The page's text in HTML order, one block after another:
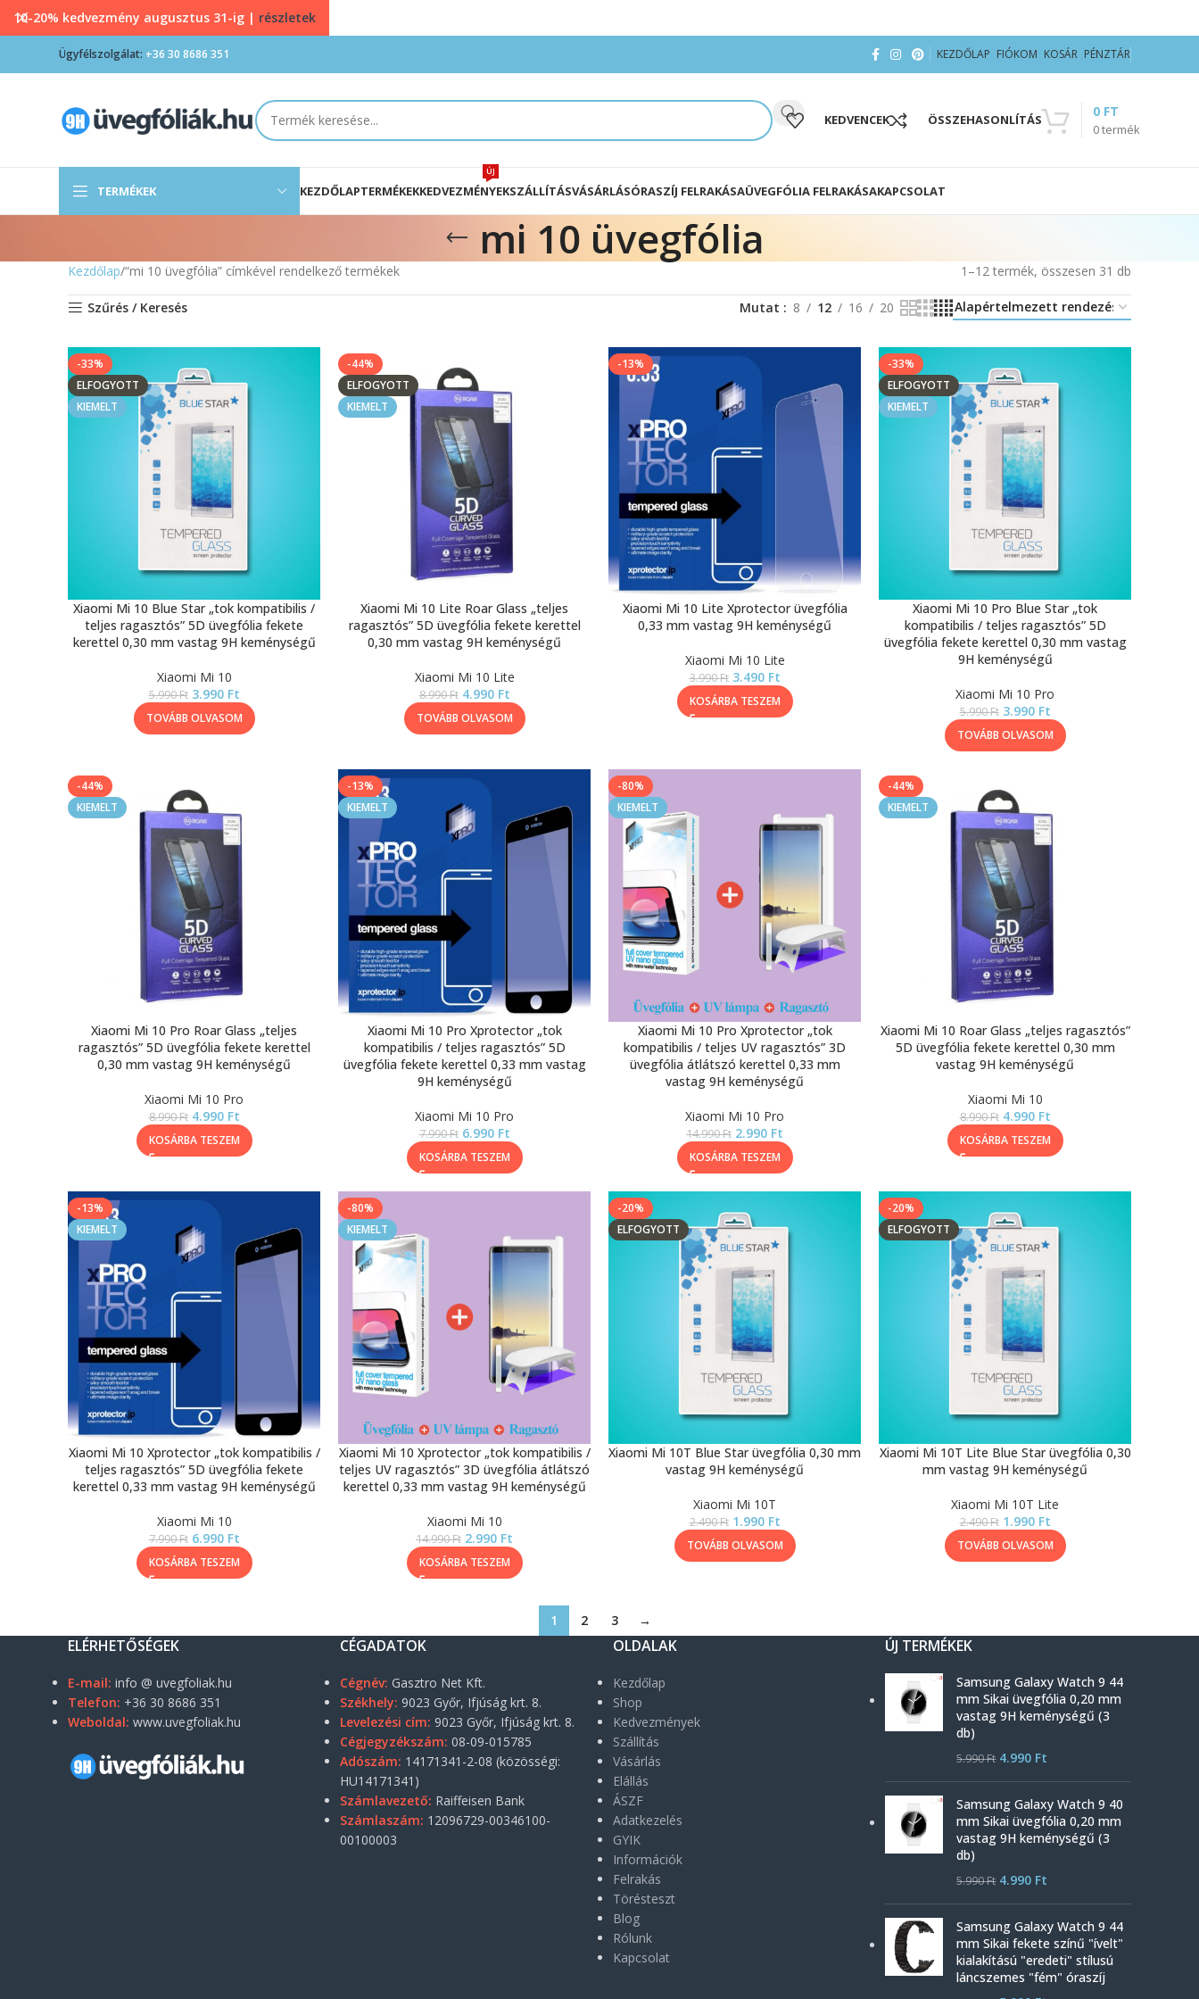
Ügyfélszolgálat: +36 30 8686 351 KEZDŐLAP FIÓKOM KOSÁR PÉNZTÁR
KEDVENCEK ÖSSZEHASONLÍTÁS
0termék
0 FT
TERMÉKEK KEZDŐLAPTERMÉKEKKEDVEZMÉNYEK
ÚJ
SZÁLLÍTÁSVÁSÁRLÁSÓRASZÍJ FELRAKÁSAÜVEGFÓLIA FELRAKÁSAKAPCSOLAT
mi 10 üvegfólia
Kezdőlap “mi 10 üvegfólia” címkével rendelkező termékek 1–12 termék, összesen 31 db
Szűrés / Keresés Mutat 8 12 16 20
-33%
ELFOGYOTT
KIEMELT
Xiaomi Mi 10 Blue Star „tok kompatibilis /
teljes ragasztós” 5D üvegfólia fekete
kerettel 0,30 mm vastag 9H keménységű
Xiaomi Mi 10
5.990Ft 3.990 Ft
TOVÁBB OLVASOM
-44%
ELFOGYOTT
KIEMELT
Xiaomi Mi 10 Lite Roar Glass „teljes
ragasztós” 5D üvegfólia fekete kerettel
0,30 mm vastag 9H keménységű
Xiaomi Mi 10 Lite
8.990Ft 4.990 Ft
TOVÁBB OLVASOM
-13%
Xiaomi Mi 10 Lite Xprotector üvegfólia
0,33 mm vastag 9H keménységű
Xiaomi Mi 10 Lite
3.990Ft 3.490 Ft
KOSÁRBA TESZEM
-33%
ELFOGYOTT
KIEMELT
Xiaomi Mi 10 Pro Blue Star „tok
kompatibilis / teljes ragasztós” 5D
üvegfólia fekete kerettel 0,30 mm vastag
9H keménységű
Xiaomi Mi 10 Pro
5.990Ft 3.990 Ft
TOVÁBB OLVASOM
-44%
KIEMELT
Xiaomi Mi 10 Pro Roar Glass „teljes
ragasztós” 5D üvegfólia fekete kerettel
0,30 mm vastag 9H keménységű
Xiaomi Mi 10 Pro
8.990Ft 4.990 Ft
KOSÁRBA TESZEM
-13%
KIEMELT
Xiaomi Mi 10 Pro Xprotector „tok
kompatibilis / teljes ragasztós” 5D
üvegfólia fekete kerettel 0,33 mm vastag
9H keménységű
Xiaomi Mi 10 Pro
7.990Ft 6.990 Ft
KOSÁRBA TESZEM
-80%
KIEMELT
Xiaomi Mi 10 Pro Xprotector „tok
kompatibilis / teljes UV ragasztós” 3D
üvegfólia átlátszó kerettel 0,33 mm
vastag 9H keménységű
Xiaomi Mi 10 Pro
14.990Ft 2.990 Ft
KOSÁRBA TESZEM
-44%
KIEMELT
Xiaomi Mi 10 Roar Glass „teljes ragasztós”
5D üvegfólia fekete kerettel 0,30 mm
vastag 9H keménységű
Xiaomi Mi 10
8.990Ft 4.990 Ft
KOSÁRBA TESZEM
-13%
KIEMELT
Xiaomi Mi 10 Xprotector „tok kompatibilis /
teljes ragasztós” 5D üvegfólia fekete
kerettel 0,33 mm vastag 9H keménységű
Xiaomi Mi 10
7.990Ft 6.990 Ft
KOSÁRBA TESZEM
-80%
KIEMELT
Xiaomi Mi 10 Xprotector „tok kompatibilis /
teljes UV ragasztós” 3D üvegfólia átlátszó
kerettel 0,33 mm vastag 9H keménységű
Xiaomi Mi 10
14.990Ft 2.990 Ft
KOSÁRBA TESZEM
-20%
ELFOGYOTT
Xiaomi Mi 10T Blue Star üvegfólia 0,30 mm
vastag 9H keménységű
Xiaomi Mi 10T
2.490Ft 1.990 Ft
TOVÁBB OLVASOM
-20%
ELFOGYOTT
Xiaomi Mi 10T Lite Blue Star üvegfólia 0,30
mm vastag 9H keménységű
Xiaomi Mi 10T Lite
2.490Ft 1.990 Ft
TOVÁBB OLVASOM
1 2 3 →
ELÉRHETŐSÉGEK
E-mail: info @ uvegfoliak.hu
Telefon: +36 30 8686 351
Weboldal: www.uvegfoliak.hu
CÉGADATOK
Cégnév: Gasztro Net Kft.
Székhely: 9023 Győr, Ifjúság krt. 8.
Levelezési cím: 9023 Győr, Ifjúság krt. 8.
Cégjegyzékszám: 08-09-015785
Adószám: 14171341-2-08 (közösségi:
HU14171341)
Számlavezető: Raiffeisen Bank
Számlaszám: 12096729-00346100-
00100003
OLDALAK
Kezdőlap
Shop
Kedvezmények
Szállítás
Vásárlás
Elállás
ÁSZF
Adatkezelés
GYIK
Információk
Felrakás
Törésteszt
Blog
Rólunk
Kapcsolat
ÚJ TERMÉKEK
Samsung Galaxy Watch 9 44
mm Sikai üvegfólia 0,20 mm
vastag 9H keménységű (3
db)
5.990Ft 4.990 Ft
Samsung Galaxy Watch 9 40
mm Sikai üvegfólia 0,20 mm
vastag 9H keménységű (3
db)
5.990Ft 4.990 Ft
Samsung Galaxy Watch 9 44
mm Sikai fekete színű "ívelt"
kialakítású "eredeti" stílusú
láncszemes "fém" óraszíj
10-20% kedvezmény augusztus 31-ig | részletek